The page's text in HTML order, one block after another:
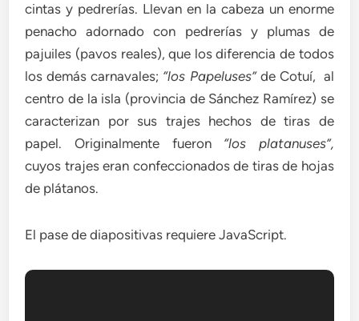
cintas y pedrerías. Llevan en la cabeza un enorme
penacho adornado con pedrerías y plumas de
pajuiles (pavos reales), que los diferencia de todos
los demás carnavales; “los Papeluses”de Cotuí, al
centro de la isla (provincia de Sánchez Ramírez) se
caracterizan por sus trajes hechos de tiras de
papel. Originalmente fueron “los platanuses”,
cuyos trajes eran confeccionados de tiras de hojas
de plátanos.
El pase de diapositivas requiere JavaScript.